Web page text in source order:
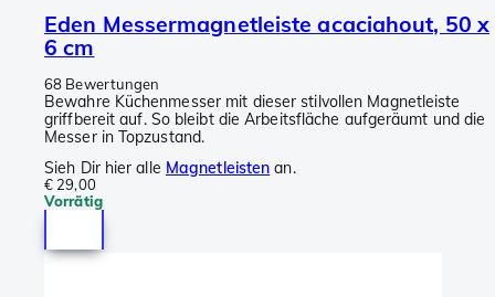
Eden Messermagnetleiste acaciahout, 50 x
6 cm
68 Bewertungen
Bewahre Küchenmesser mit dieser stilvollen Magnetleiste
griffbereit auf. So bleibt die Arbeitsfläche aufgeräumt und die
Messer in Topzustand.
Sieh Dir hier alle Magnetleisten an.
€ 29,00
Vorrätig